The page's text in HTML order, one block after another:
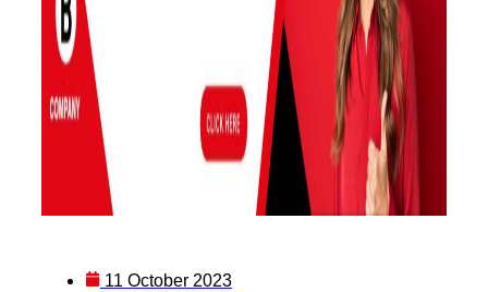
11 October 2023